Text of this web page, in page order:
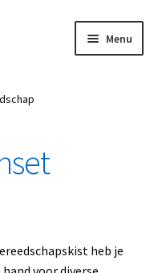
Menu
heb je